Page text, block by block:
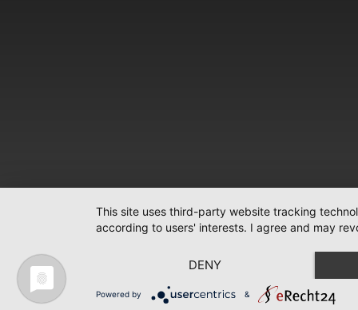
This site uses third-party website tracking
according to users' interests. I agree and may
DENY
Powered by &